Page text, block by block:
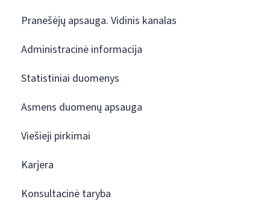
Pranešėjų apsauga. Vidinis kanalas
Administracinė informacija
Statistiniai duomenys
Asmens duomenų apsauga
Viešieji pirkimai
Karjera
Konsultacinė taryba